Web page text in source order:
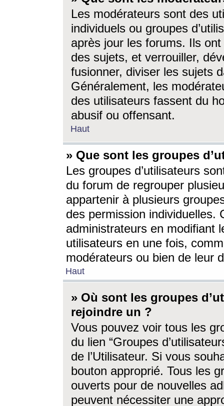
Les modérateurs sont des
individuels ou groupes
après jour les forums. Ils ont
des sujets, et verrouiller,
fusionner, diviser les sujets
Généralement, les
des utilisateurs fassent du
abusif ou offensant.
Haut
» Que sont les groupes
Les groupes d’utilisateurs
du forum de regrouper
appartenir à plusieurs
des permission individuelles.
administrateurs en modifiant
utilisateurs en une fois,
modérateurs ou bien de leur
Haut
» Où sont les groupes
rejoindre un ?
Vous pouvez voir tous les
du lien “Groupes
de l’Utilisateur. Si vous
bouton approprié. Tous les
ouverts pour de nouvelles
peuvent nécessiter une